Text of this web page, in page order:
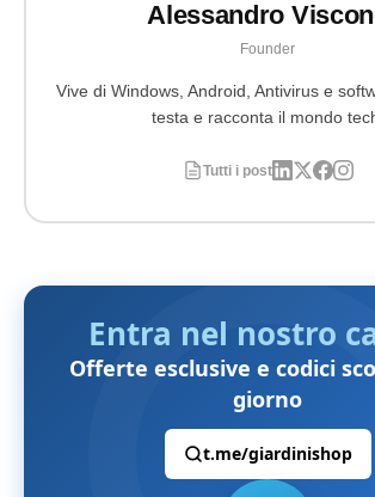
Alessandro
Founder
Vive di Windows, Android, Antivirus e
testa e racconta il mondo
Tutti i post
Entra nel nostro
Offerte esclusive e codici
giorno
t.me/giardinishop